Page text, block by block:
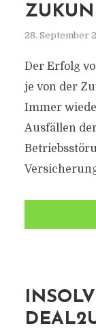
28. September
Der Erfolg
je von der
Immer
Ausfällen